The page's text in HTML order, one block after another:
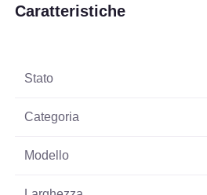
Caratteristiche
Stato
Categoria
Modello